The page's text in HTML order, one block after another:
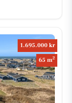
1.695.000 kr
65 m2